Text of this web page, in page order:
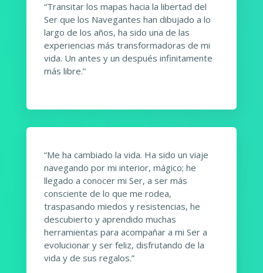
“Transitar los mapas hacia la libertad del
Ser que los Navegantes han dibujado a lo
largo de los años, ha sido una de las
experiencias más transformadoras de mi
vida. Un antes y un después infinitamente
más libre.”
“Me ha cambiado la vida. Ha sido un viaje
navegando por mi interior, mágico; he
llegado a conocer mi Ser, a ser más
consciente de lo que me rodea,
traspasando miedos y resistencias, he
descubierto y aprendido muchas
herramientas para acompañar a mi Ser a
evolucionar y ser feliz, disfrutando de la
vida y de sus regalos.”